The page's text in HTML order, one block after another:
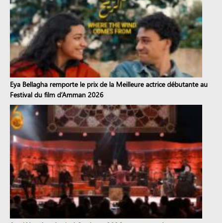
Eya Bellagha remporte le prix de la Meilleure actrice débutante au
Festival du film d’Amman 2026